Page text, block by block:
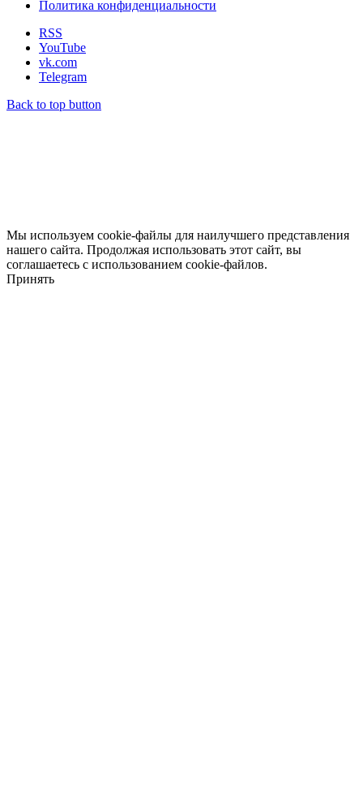
Политика конфиденциальности
RSS
YouTube
vk.com
Telegram
Back to top button
Мы используем cookie-файлы для наилучшего представления
нашего сайта. Продолжая использовать этот сайт, вы
соглашаетесь с использованием cookie-файлов.
Принять